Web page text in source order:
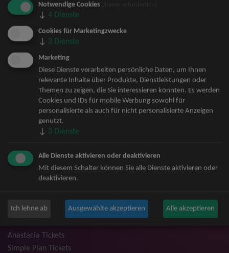
Bryan Adams Tickets
Andreas Gabalier Tickets
Die Fantastischen Vier Tickets
Herbert Grönemeyer Tickets
Deep Purple Tickets
Howard Carpendale Tickets
Jan Delay & Disko No.1 Tickets
Pur Tickets
Bob Dylan Tickets
Mark Forster Tickets
The Prodigy Tickets
Niedeckens BAP Tickets
Judas Priest Tickets
Trailerpark & Friends Tickets
Anastacia Tickets
Simple Plan Tickets
Notwendige Cookies
↓ 4 Dienste
Cookies für Marketingzwecke
↓ 3 Dienste
Marketing
Diese Dienste verarbeiten persönliche Daten, um Ihnen
relevante Inhalte über Produkte, Dienstleistungen oder
Themen zu zeigen, die Sie interessieren könnten. Es werden
Cookies und IDs für mobile Werbung sowohl für
personalisierte als auch für nicht personalisierte Anzeigen
genutzt.
↓ 3 Dienste
Alle Dienste aktivieren oder deaktivieren
Mit diesem Schalter können Sie alle Dienste aktivieren oder
deaktivieren.
Ich lehne ab Ausgewählte akzeptieren Alle akzeptieren